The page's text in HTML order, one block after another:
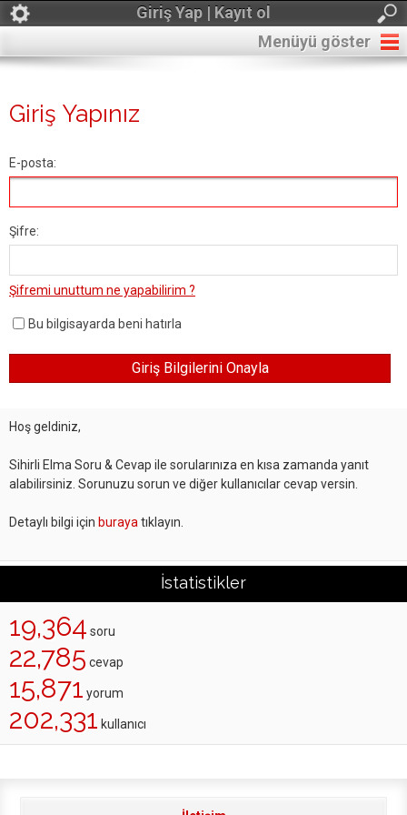
Giriş Yap | Kayıt ol
Menüyü göster
Giriş Yapınız
E-posta:
Şifre:
Şifremi unuttum ne yapabilirim ?
Bu bilgisayarda beni hatırla
Hoş geldiniz,
Sihirli Elma Soru & Cevap ile sorularınıza en kısa zamanda yanıt
alabilirsiniz. Sorunuzu sorun ve diğer kullanıcılar cevap versin.
Detaylı bilgi için buraya tıklayın.
İstatistikler
19,364 soru
22,785 cevap
15,871 yorum
202,331 kullanıcı